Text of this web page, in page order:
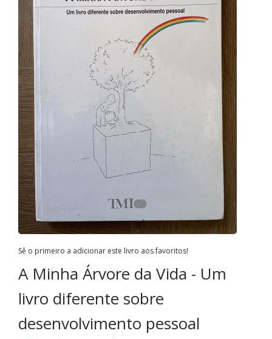
Sê o primeiro a adicionar este livro aos favoritos!
A Minha Árvore da Vida - Um
livro diferente sobre
desenvolvimento pessoal